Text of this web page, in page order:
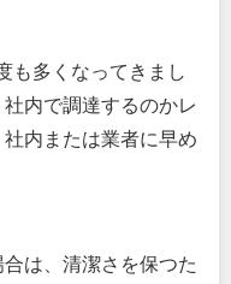
も多くなってきまし
内で調達するのかレ
内または業者に早め
は、清潔さを保つた